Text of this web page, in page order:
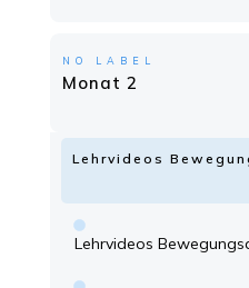
NO LABEL
Monat 2
Lehrvideos
Lehrvideos